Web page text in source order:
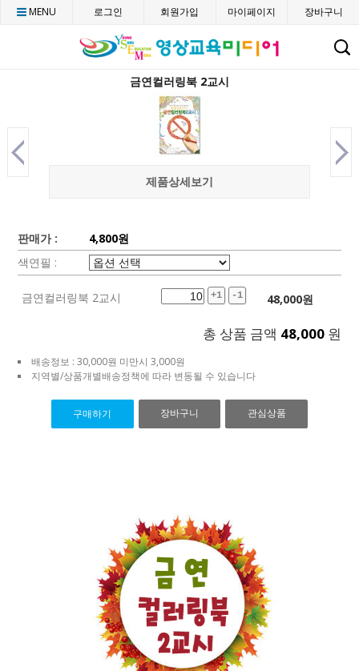
CMENU 로그인 회원가입 마이페이지 장바구니
금연컬러링북 2교시
제품상세보기
판매가 :
4,800원
색연필 :
금연컬러링북 2교시 +1 -1 48,000원
총 상품 금액 48,000 원
배송정보 : 30,000원 미만시 3,000원
지역별/상품개별배송정책에 따라 변동될 수 있습니다
구매하기 장바구니 관심상품